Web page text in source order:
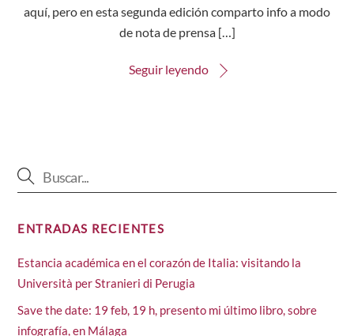
aquí, pero en esta segunda edición comparto info a modo
de nota de prensa […]
Seguir leyendo
ENTRADAS RECIENTES
Estancia académica en el corazón de Italia: visitando la
Università per Stranieri di Perugia
Save the date: 19 feb, 19 h, presento mi último libro, sobre
infografía, en Málaga